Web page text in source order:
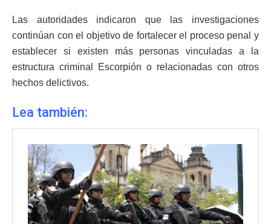
Las autoridades indicaron que las investigaciones
continúan con el objetivo de fortalecer el proceso penal y
establecer si existen más personas vinculadas a la
estructura criminal Escorpión o relacionadas con otros
hechos delictivos.
Lea también: